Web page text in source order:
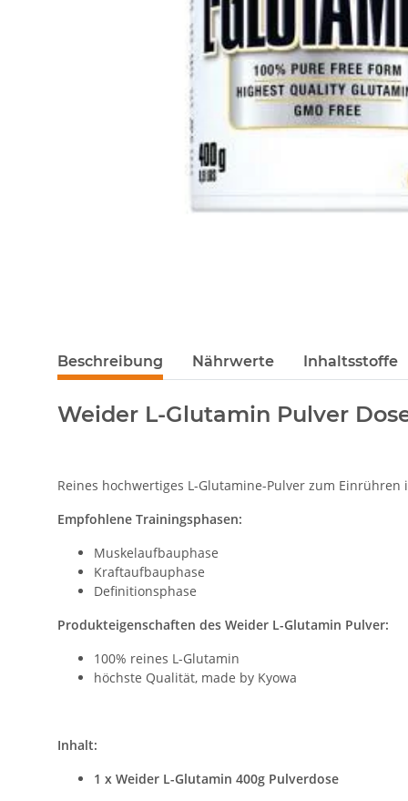
Beschreibung Nährwerte Inhaltsstoffe
Weider L-Glutamin Pulver
Reines hochwertiges L-Glutamine-Pulver zum Einrühren
Empfohlene Trainingsphasen:
Muskelaufbauphase
Kraftaufbauphase
Definitionsphase
Produkteigenschaften des Weider L-Glutamin Pulver:
100% reines L-Glutamin
höchste Qualität, made by Kyowa
Inhalt:
1 x Weider L-Glutamin 400g Pulverdose